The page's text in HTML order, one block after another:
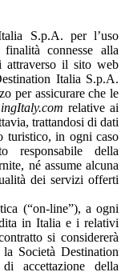
S.p.A. per l’uso
connesse alla
attraverso il sito web
Italia S.p.A.
per assicurare che le
relative ai
trattandosi di dati
turistico, in ogni caso
responsabile della
né assume alcuna
dei servizi offerti
(“on-line”), a ogni
in Italia e i relativi
si considererà
Società Destination
accettazione della